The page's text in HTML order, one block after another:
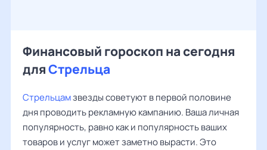
Финансовый гороскоп на сегодня
дляСтрельца
Стрельцамзвезды советуют в первой половине
дня проводить рекламную кампанию. Ваша личная
популярность, равно как и популярность ваших
товаров и услуг может заметно вырасти. Это